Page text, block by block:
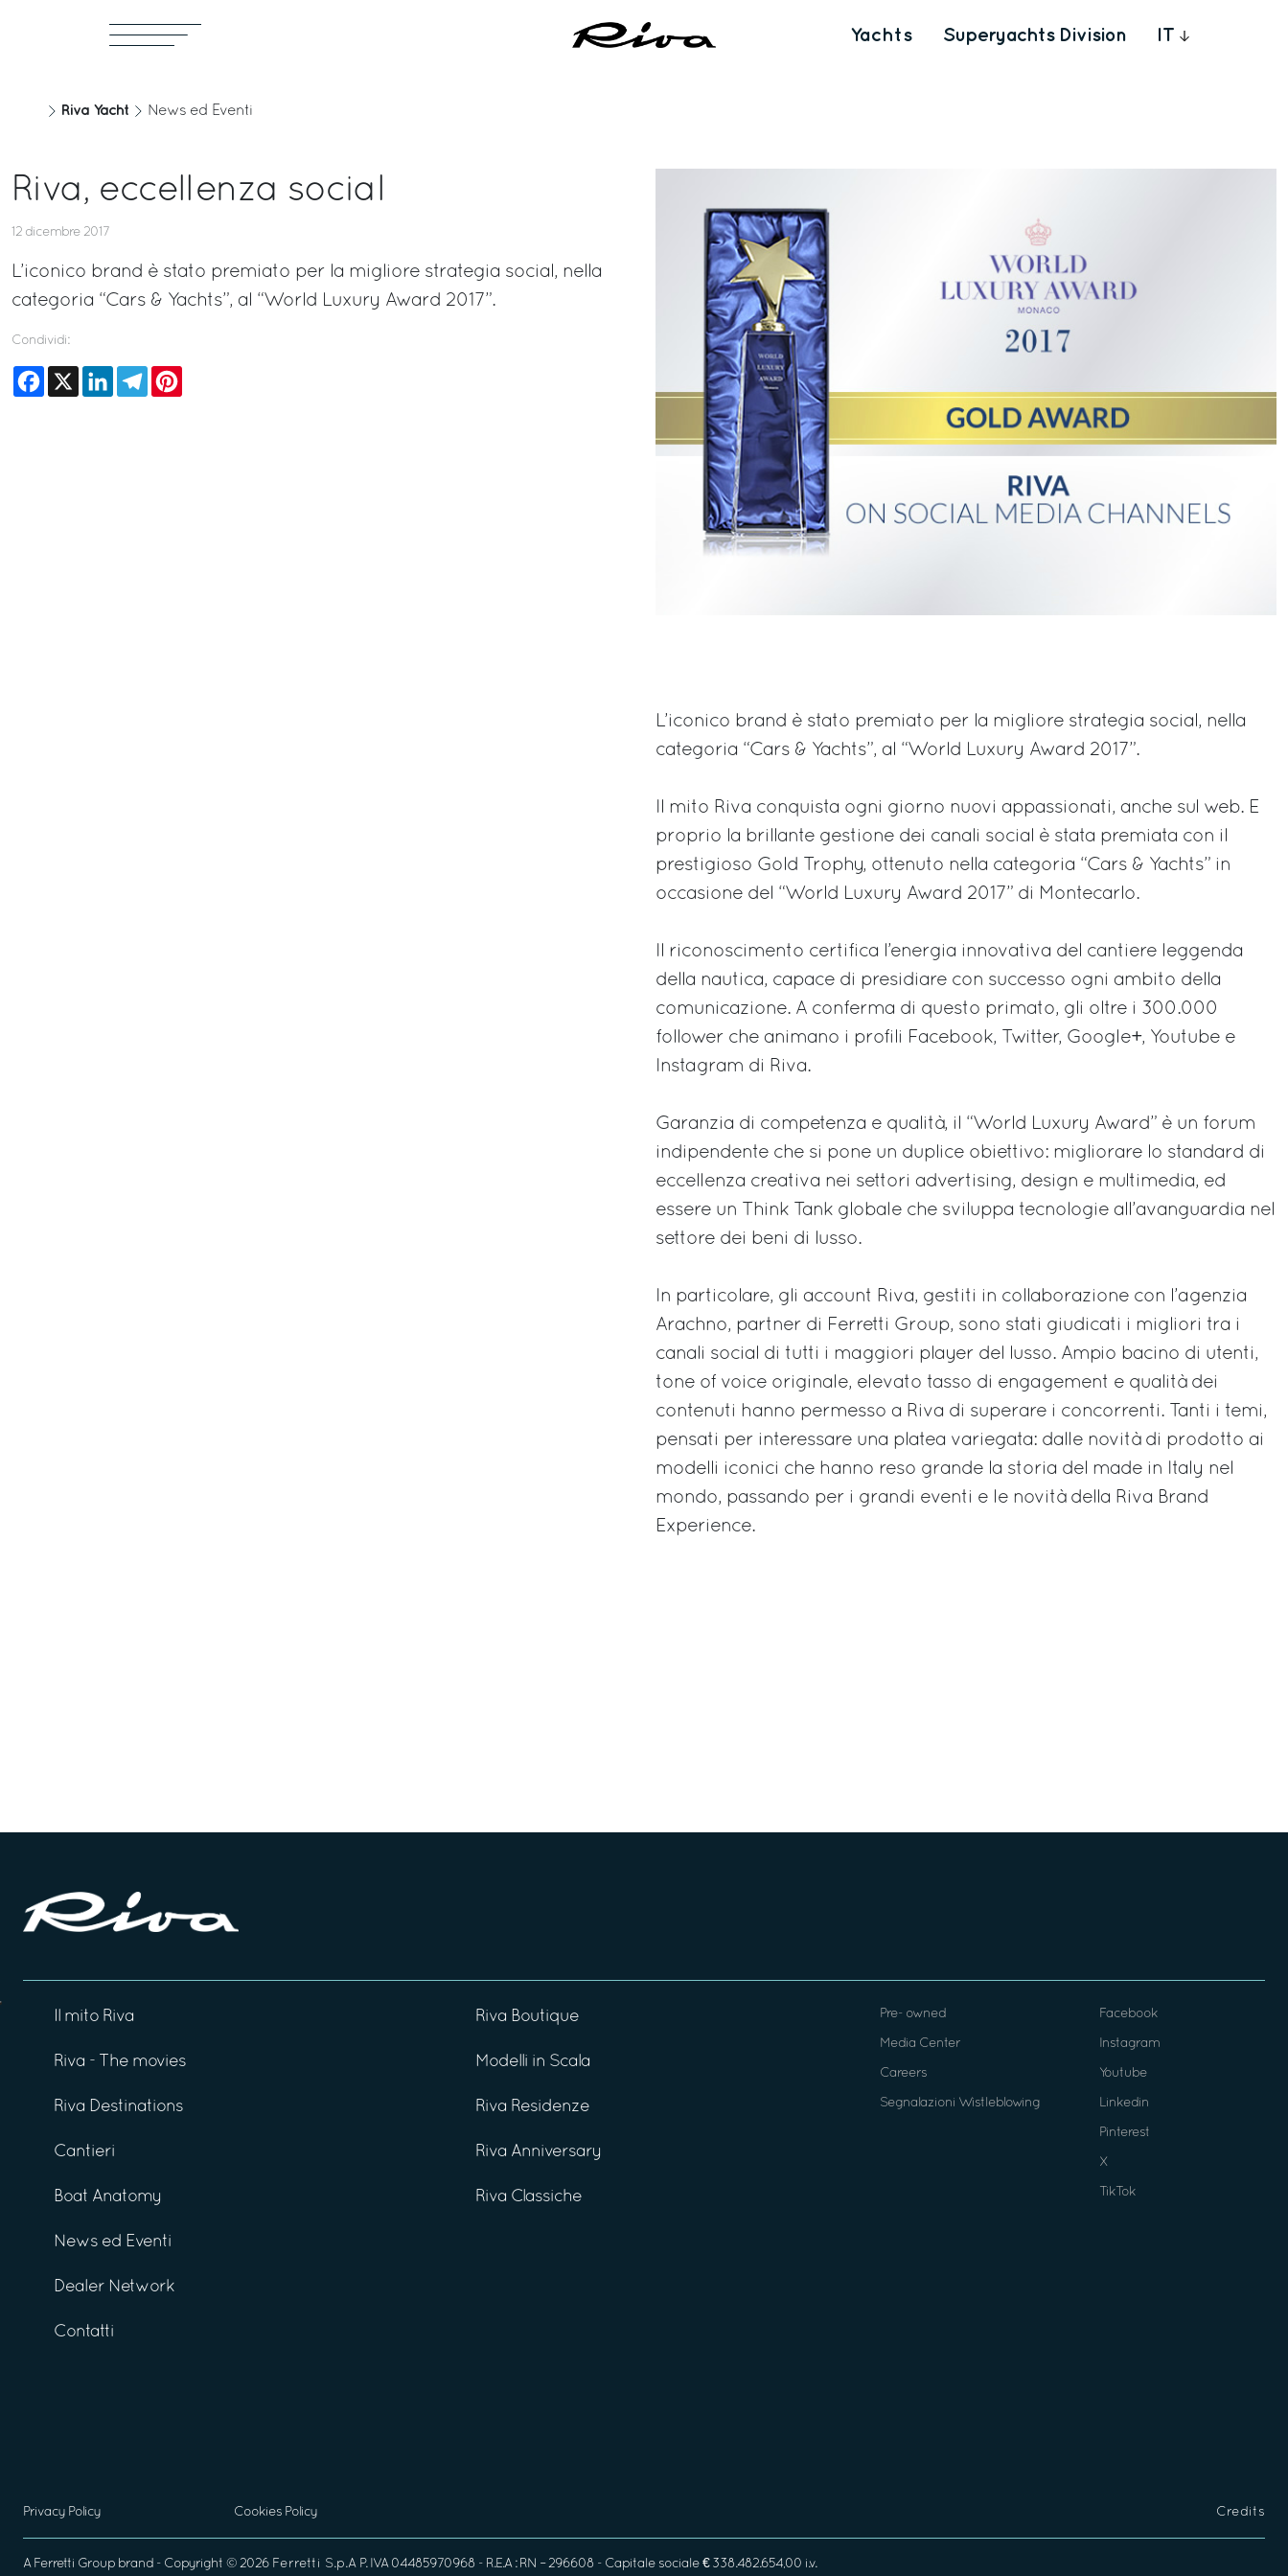
Yachts Superyachts Division IT
Riva Yacht News ed Eventi
Riva, eccellenza social
12 dicembre 2017
L’iconico brand è stato premiato per la migliore strategia social, nella
categoria “Cars & Yachts”, al “World Luxury Award 2017”.
Condividi:
Facebook
X LinkedInTelegram
L’iconico brand è stato premiato per la migliore strategia social, nella
categoria “Cars & Yachts”, al “World Luxury Award 2017”.
Il mito Riva conquista ogni giorno nuovi appassionati, anche sul web. E
proprio la brillante gestione dei canali social è stata premiata con il
prestigioso Gold Trophy, ottenuto nella categoria “Cars & Yachts” in
occasione del “World Luxury Award 2017” di Montecarlo.
Il riconoscimento certifica l’energia innovativa del cantiere leggenda
della nautica, capace di presidiare con successo ogni ambito della
comunicazione. A conferma di questo primato, gli oltre i 300.000
follower che animano i profili Facebook, Twitter, Google+, Youtube e
Instagram di Riva.
Garanzia di competenza e qualità, il “World Luxury Award” è un forum
indipendente che si pone un duplice obiettivo: migliorare lo standard di
eccellenza creativa nei settori advertising, design e multimedia, ed
essere un Think Tank globale che sviluppa tecnologie all’avanguardia nel
settore dei beni di lusso.
In particolare, gli account Riva, gestiti in collaborazione con l’agenzia
Arachno, partner di Ferretti Group, sono stati giudicati i migliori tra i
canali social di tutti i maggiori player del lusso. Ampio bacino di utenti,
tone of voice originale, elevato tasso di engagement e qualità dei
contenuti hanno permesso a Riva di superare i concorrenti. Tanti i temi,
pensati per interessare una platea variegata: dalle novità di prodotto ai
modelli iconici che hanno reso grande la storia del made in Italy nel
mondo, passando per i grandi eventi e le novità della Riva Brand
Experience.
Il mito Riva
Riva - The movies
Riva Destinations
Cantieri
Boat Anatomy
News ed Eventi
Dealer Network
Contatti
Riva Boutique
Modelli in Scala
Riva Residenze
Riva Anniversary
Riva Classiche
Pre- owned
Media Center
Careers
Segnalazioni Wistleblowing
Facebook
Instagram
Youtube
Linkedin
Pinterest
X
TikTok
Privacy Policy Cookies Policy Credits
A Ferretti Group brand - Copyright © 2026 Ferretti S.p.A P. IVA 04485970968 - R.E.A : RN – 296608 - Capitale sociale € 338.482.654,00 i.v.